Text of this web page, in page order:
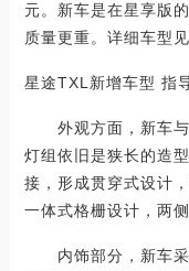
元。新车是在星享版
质量更重。详细车型见
星途TXL新增车型 指
外观方面，新车与
灯组依旧是狭长的造
接，形成贯穿式设计
一体式格栅设计，两
内饰部分，新车采